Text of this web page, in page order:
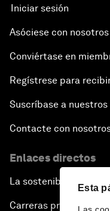
Esta
Iniciar sesión
Asóciese con nosotros
Conviértase en
Regístrese para
Suscríbase a
Contacte con
Enlaces directos
La sostenibilidad en el
Carreras profesionales